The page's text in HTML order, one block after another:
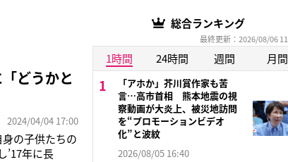
どうかと
2024/04/04 17:00
の子供たちの
’17年に長
総合ランキング
最終更新：2026/08/06
1時間 24時間 週間 月間
「アホか」芥川賞作家も苦
言…高市首相 熊本地震の視
察動画が大炎上、被災地訪問
を“プロモーションビデオ
化”と波紋
2026/08/05 16:40